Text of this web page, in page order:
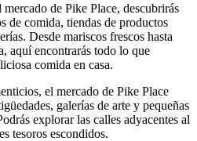
de Pike Place, descubrirás
de comida, tiendas de productos
Desde mariscos frescos hasta
aquí encontrarás todo lo que
comida en casa.
el mercado de Pike Place
galerías de arte y pequeñas
explorar las calles adyacentes al
tesoros escondidos.